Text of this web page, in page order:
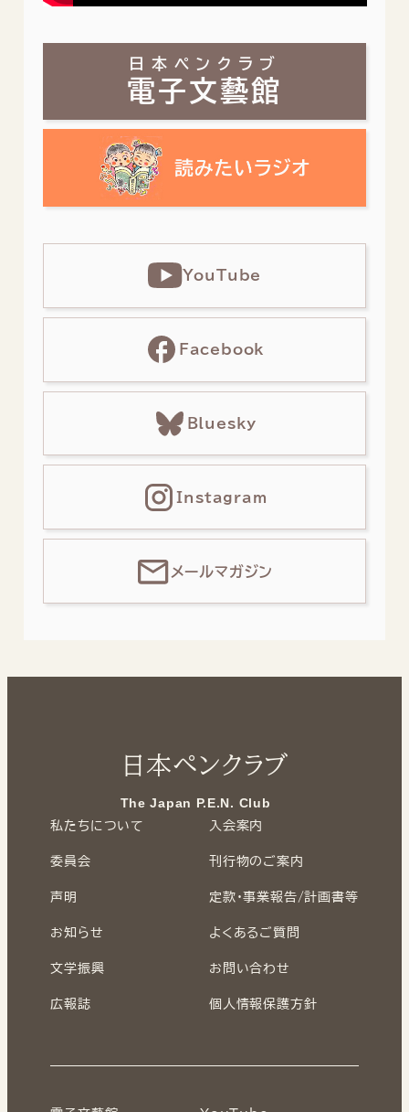
日本ペンクラブ
電子文藝館
YouTube
Facebook
Bluesky
Instagram
メールマガジン
日本ペンクラブ
The Japan P.E.N. Club
私たちについて
委員会
声明
お知らせ
文学振興
広報誌
入会案内
刊行物のご案内
定款・事業報告/計画書等
よくあるご質問
お問い合わせ
個人情報保護方針